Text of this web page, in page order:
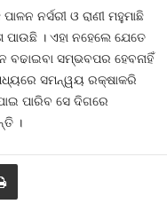
ନର୍ସରୀ ଓ ରାଣୀ ମହୁମାଛି
। ଏହା ନହେଲେ ଯେତେ
ବଢାଇବା ସମ୍ଭବପର ହେବନାହିଁ
ସମନ୍ୱୟ ରକ୍ଷାକରି
ପାରିବ ସେ ଦିଗରେ
।